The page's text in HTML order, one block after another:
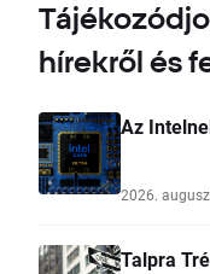
hírekről és
Az
2026.
Talpra